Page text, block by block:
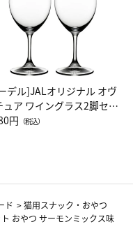
デル]JALオリジナル オヴ
ュア ワイングラス2脚セッ
ッドワイン）
円 （税込）
ド >猫用スナック・おやつ
おやつ サーモンミックス味